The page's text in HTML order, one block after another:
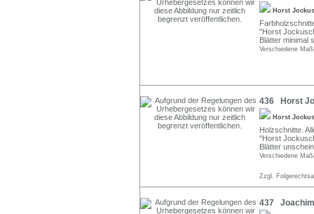
Horst
"Horst
Blätter minimal
Verschiedene
436 Horst
Horst
Holzschnitte.
"Horst
Blätter
Verschiedene
Zzgl.
437 Joachim